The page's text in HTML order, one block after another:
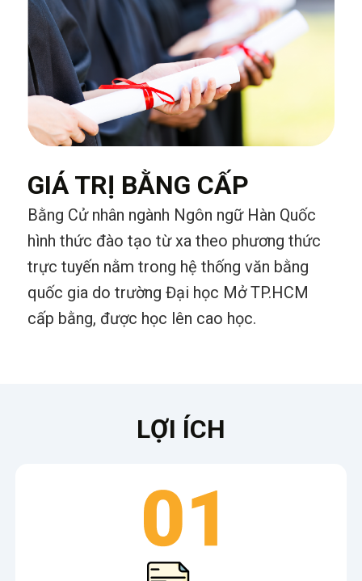
GIÁ TRỊ BẰNG CẤP
Bằng Cử nhân ngành Ngôn ngữ Hàn Quốc
hình thức đào tạo từ xa theo phương thức
trực tuyến nằm trong hệ thống văn bằng
quốc gia do trường Đại học Mở TP.HCM
cấp bằng, được học lên cao học.
LỢI ÍCH